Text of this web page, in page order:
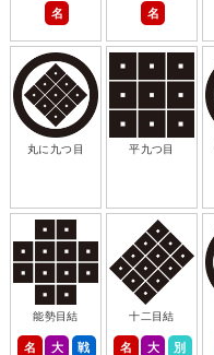
名 名
丸に九つ目 平九つ目
能勢目結
名 大 戦
十二目結
名 大 別